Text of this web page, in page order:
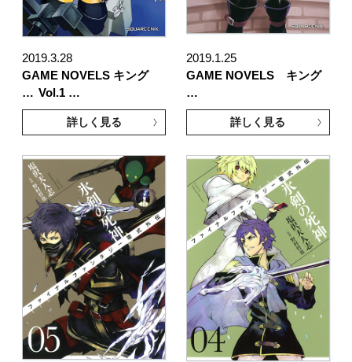
2019.3.28
GAME NOVELS キング
… Vol.1 …
詳しく見る
2019.1.25
GAME NOVELS キング
…
詳しく見る